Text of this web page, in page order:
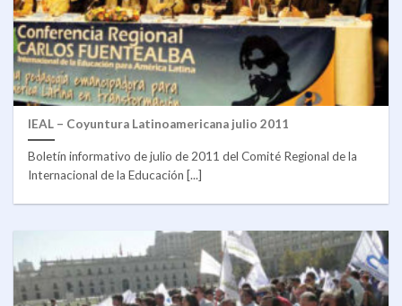
IEAL – Coyuntura Latinoamericana julio 2011
Boletín informativo de julio de 2011 del Comité Regional de la
Internacional de la Educación [...]